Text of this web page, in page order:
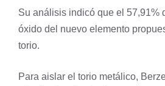
Su análisis indicó que el 57,91%
óxido del nuevo elemento
torio.
Para aislar el torio metálico,